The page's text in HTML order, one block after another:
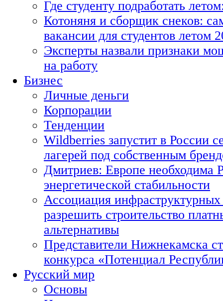
Где студенту подработать
Котоняня и сборщик снеков:
вакансии для студентов летом
Эксперты назвали признаки
на работу
Бизнес
Личные деньги
Корпорации
Тенденции
Wildberries запустит в России
лагерей под собственным
Дмитриев: Европе необходима
энергетической стабильности
Ассоциация
разрешить строительство
альтернативы
Представители Нижнекамска
конкурса «Потенциал
Русский мир
Основы